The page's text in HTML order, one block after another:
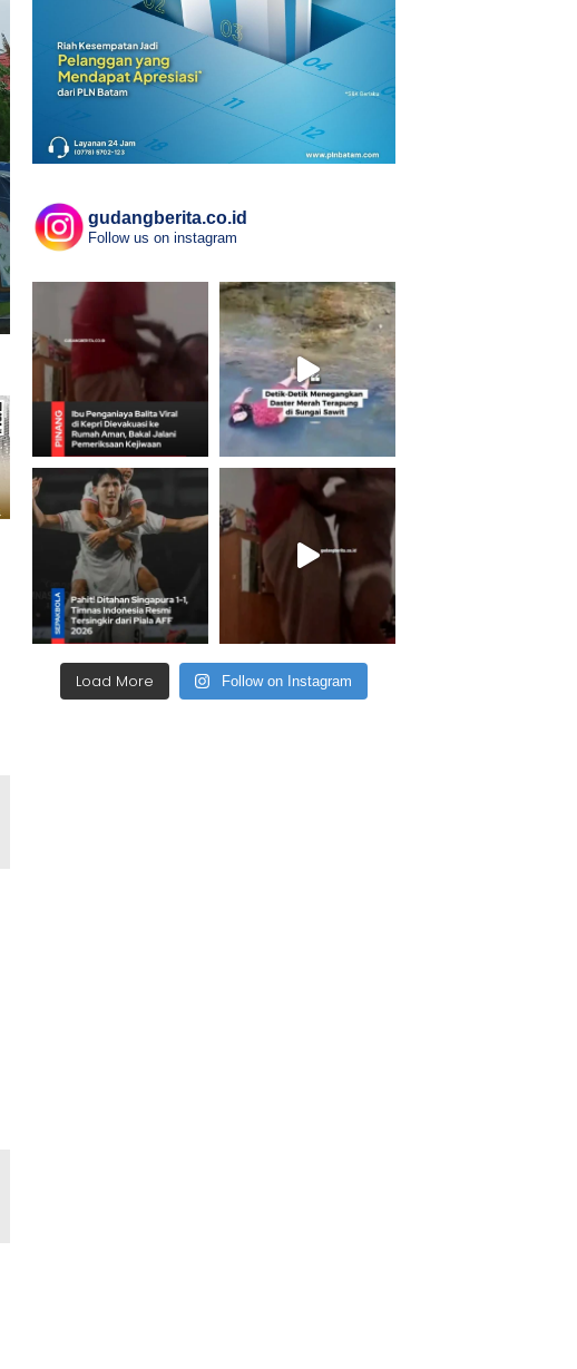
gudangberita.co.id
Follow us on instagram
Load More Follow on Instagram